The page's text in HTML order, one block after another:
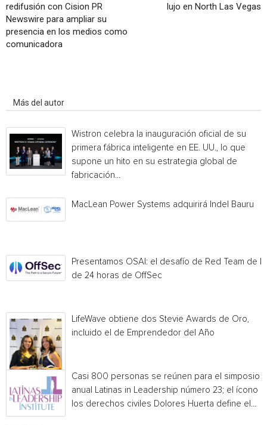
redifusión con Cision PR
Newswire para ampliar su
presencia en los medios como
comunicadora
lujo en North Las Vegas
Más del autor
Wistron celebra la inauguración oficial de su
primera fábrica inteligente en EE. UU., lo que
supone un hito en su estrategia global de
fabricación...
MacLean Power Systems adquirirá Indel Bauru
Presentamos OSAI: el desafío de Red Team de IA
de 24 horas de OffSec
LifeWave obtiene dos Stevie Awards de Oro,
incluido el de Emprendedor del Año
Casi 800 personas se reúnen para el simposio
anual Latinas in Leadership número 23; el ícono
los derechos civiles Dolores Huerta define el...